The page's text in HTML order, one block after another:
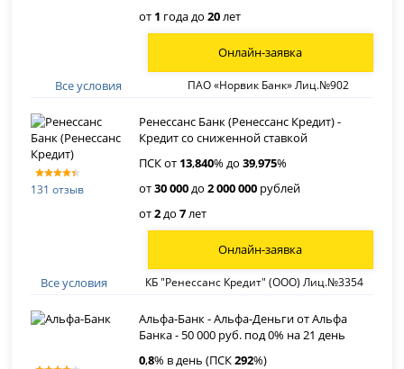
от 1 года до20лет
Все условия ПАО «Норвик Банк» Лиц.№902
Онлайн-заявка
131 отзыв
Ренессанс Банк (Ренессанс Кредит) -
Кредит со сниженной ставкой
ПСК от 13,840% до39,975%
от30 000до2 000 000 рублей
от2до7лет
Все условия КБ "Ренессанс Кредит" (ООО) Лиц.№3354
Онлайн-заявка
Альфа-Банк - Альфа-Деньги от Альфа
Банка - 50 000 руб. под 0% на 21 день
0,8% в день (ПСК292%)